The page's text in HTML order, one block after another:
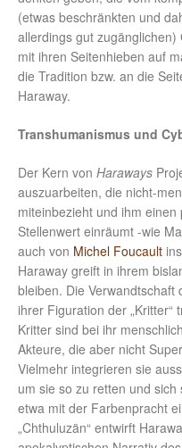
(etwas beschränkten und
allerdings gut
mit ihren Seitenhieben auf
die Tradition bzw. an die
Haraway.
Transhumanismus und
Der Kern von Haraways
auszuarbeiten, die nicht-
miteinbezieht und ihm
Stellenwert einräumt -wie
auch von Michel Foucault
Haraway greift in ihrem
bleiben. Die Verwandtschaft
ihrer Figuration der
Kritter sind bei ihr
Akteure, die aber nicht
Vielmehr integrieren sie
um sie so zu retten und
etwa mit der Farbenpracht
„Chthuluzän“ entwirft